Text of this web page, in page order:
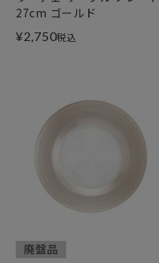
27cm ゴールド
¥2,750税込
廃盤品